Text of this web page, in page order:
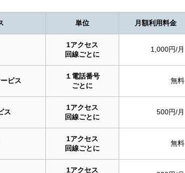
単位 月額利用料金
1アクセス
回線ごとに
1,000円/月
ビス
１電話番号
ごとに
無料
ス
1アクセス
回線ごとに
500円/月
1アクセス
回線ごとに
無料
1アクセス